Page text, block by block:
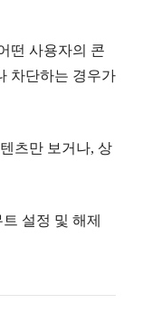
떤 사용자의 콘
차단하는 경우가
츠만 보거나, 상
설정 및 해제